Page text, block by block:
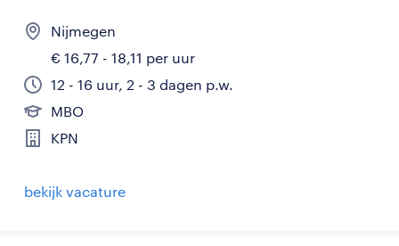
Nijmegen
€ 16,77 - 18,11 per uur
12 - 16 uur, 2 - 3 dagen p.w.
MBO
KPN
bekijk vacature